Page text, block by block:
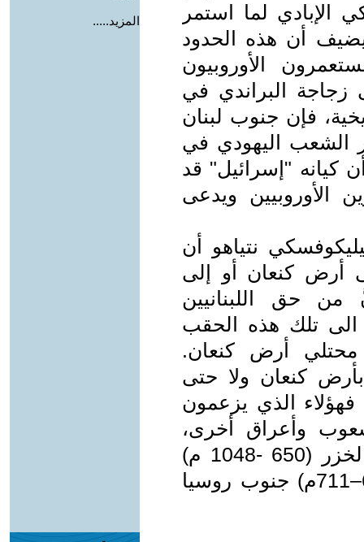
الإبادي لما استمر
أن هذه الحدود
الأوروبيون
البراندي في
فإن جنوب لبنان
الشعب اليهودي في
كيانه "إسرائيل" قد
الأوروبيين ويدعى
نتياهو أن
أرض كنعان أو إلى
من حق اللبنانيين
الى تلك هذه الحقب
محتلي أرض كنعان.
بأرض كنعان ولا حتى
فهؤلاء الذي يزعمون
وأعراق أخرى،
وقصة صعود وانهيار مملكة "خانية" الخزر (650 -1048 م)
وملكها المتهوِّد إيبوزير جاليفان (688–711م) جنوب روسيا
المزيد.....